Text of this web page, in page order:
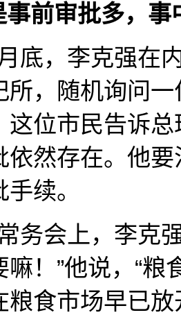
事前审批多，
底，李克强在
所，随机询问
这位市民告诉
依然存在。他
续。
务会上，李克
嘛！”他说，“
粮食市场早已